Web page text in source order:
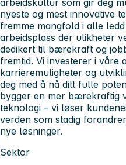
nyeste og mest innovative
fremme mangfold i alle
arbeidsplass der ulikheter
dedikert til bærekraft og
fremtid. Vi investerer i våre
karrieremuligheter og
deg med å nå ditt fulle
bygger en mer bærekraftig
teknologi – vi løser
verden som stadig
nye løsninger.
Sektor